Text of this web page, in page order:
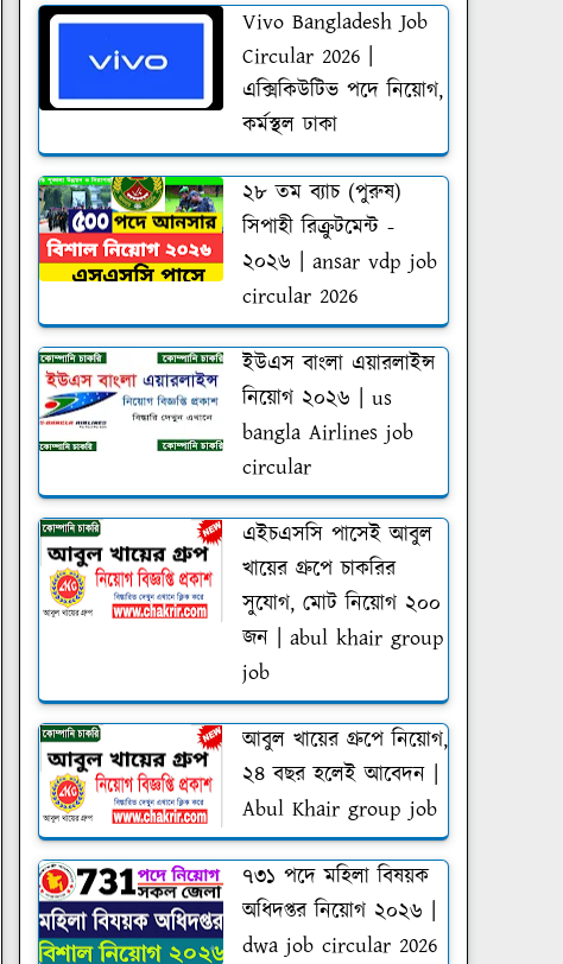
Vivo Bangladesh Job
Circular 2026 |
এক্সিকিউটিভ পদে নিয়োগ,
কর্মস্থল ঢাকা
২৮ তম ব্যাচ (পুরুষ)
সিপাহী রিক্রুটমেন্ট -
২০২৬ | ansar vdp job
circular 2026
ইউএস বাংলা এয়ারলাইন্স
নিয়োগ ২০২৬ | us
bangla Airlines job
circular
এইচএসসি পাসেই আবুল
খায়ের গ্রুপে চাকরির
সুযোগ, মোট নিয়োগ ২০০
জন | abul khair group
job
আবুল খায়ের গ্রুপে নিয়োগ,
২৪ বছর হলেই আবেদন |
Abul Khair group job
৭৩১ পদে মহিলা বিষয়ক
অধিদপ্তর নিয়োগ ২০২৬ |
dwa job circular 2026